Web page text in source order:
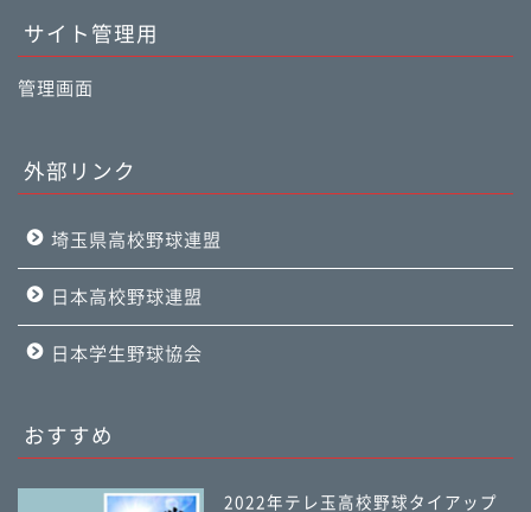
サイト管理用
管理画面
外部リンク
埼玉県高校野球連盟
日本高校野球連盟
日本学生野球協会
おすすめ
2022年テレ玉高校野球タイアップ